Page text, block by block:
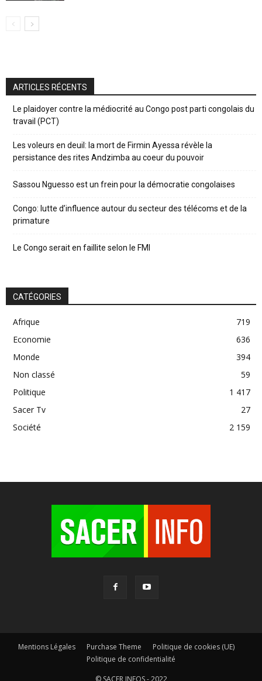
ARTICLES RÉCENTS
Le plaidoyer contre la médiocrité au Congo post parti congolais du
travail (PCT)
Les voleurs en deuil: la mort de Firmin Ayessa révèle la
persistance des rites Andzimba au coeur du pouvoir
Sassou Nguesso est un frein pour la démocratie congolaises
Congo: lutte d’influence autour du secteur des télécoms et de la
primature
Le Congo serait en faillite selon le FMI
CATÉGORIES
Afrique
719
Economie
636
Monde
394
Non classé
59
Politique
1 417
Sacer Tv
27
Société
2 159
Mentions Légales Purchase Theme
Politique de cookies (UE)
Politique de confidentialité
© SACER INFOS - 2022